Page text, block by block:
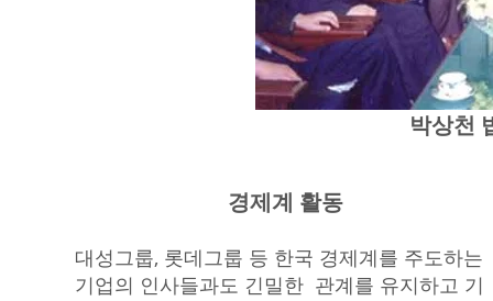
박상천
경제계 활동
대성그룹, 롯데그룹 등 한국 경제계를 주도하는
기업의 인사들과도 긴밀한 관계를 유지하고 기